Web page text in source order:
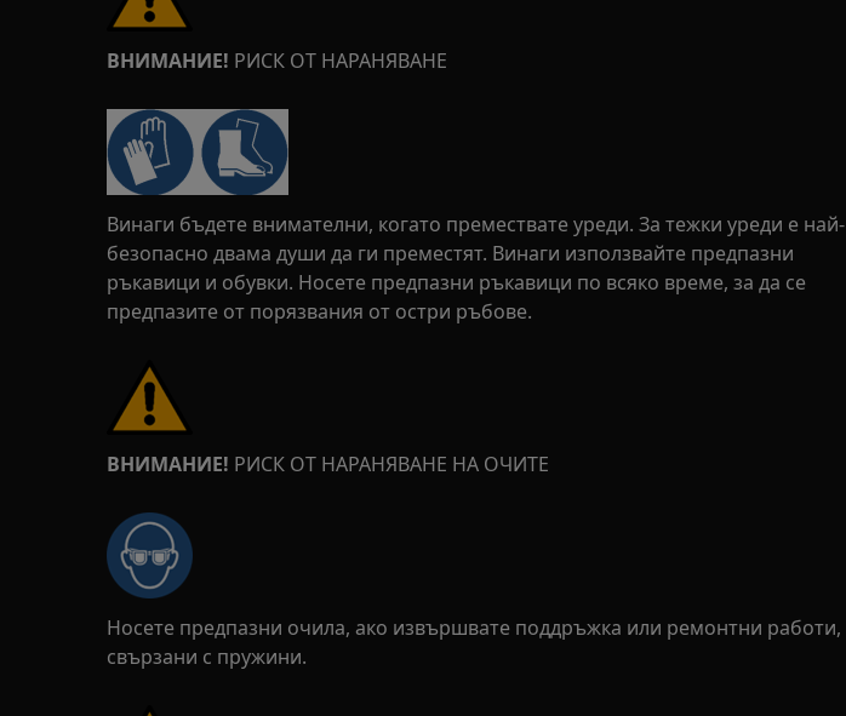
ВНИМАНИЕ! РИСК ОТ НАРАНЯВАНЕ
Винаги бъдете внимателни, когато премествате уреди. За тежки уреди е най-
безопасно двама души да ги преместят. Винаги използвайте предпазни
ръкавици и обувки. Носете предпазни ръкавици по всяко време, за да се
предпазите от порязвания от остри ръбове.
ВНИМАНИЕ! РИСК ОТ НАРАНЯВАНЕ НА ОЧИТЕ
Носете предпазни очила, ако извършвате поддръжка или ремонтни работи,
свързани с пружини.